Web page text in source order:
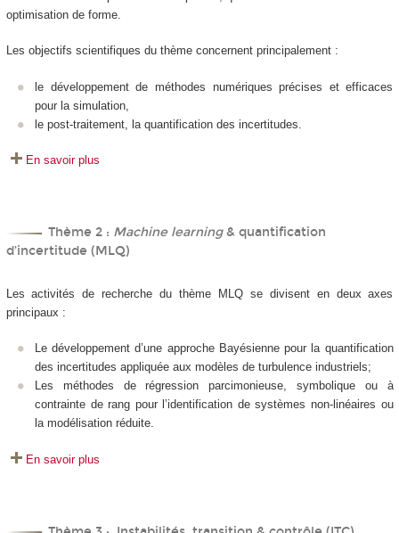
optimisation de forme.
Les objectifs scientifiques du thème concernent principalement :
le développement de méthodes numériques précises et efficaces
pour la simulation,
le post-traitement, la quantification des incertitudes.
En savoir plus
Thème 2 : Machine learning& quantification
d’incertitude (MLQ)
Les activités de recherche du thème MLQ se divisent en deux axes
principaux :
Le développement d’une approche Bayésienne pour la quantification
des incertitudes appliquée aux modèles de turbulence industriels;
Les méthodes de régression parcimonieuse, symbolique ou à
contrainte de rang pour l’identification de systèmes non-linéaires ou
la modélisation réduite.
En savoir plus